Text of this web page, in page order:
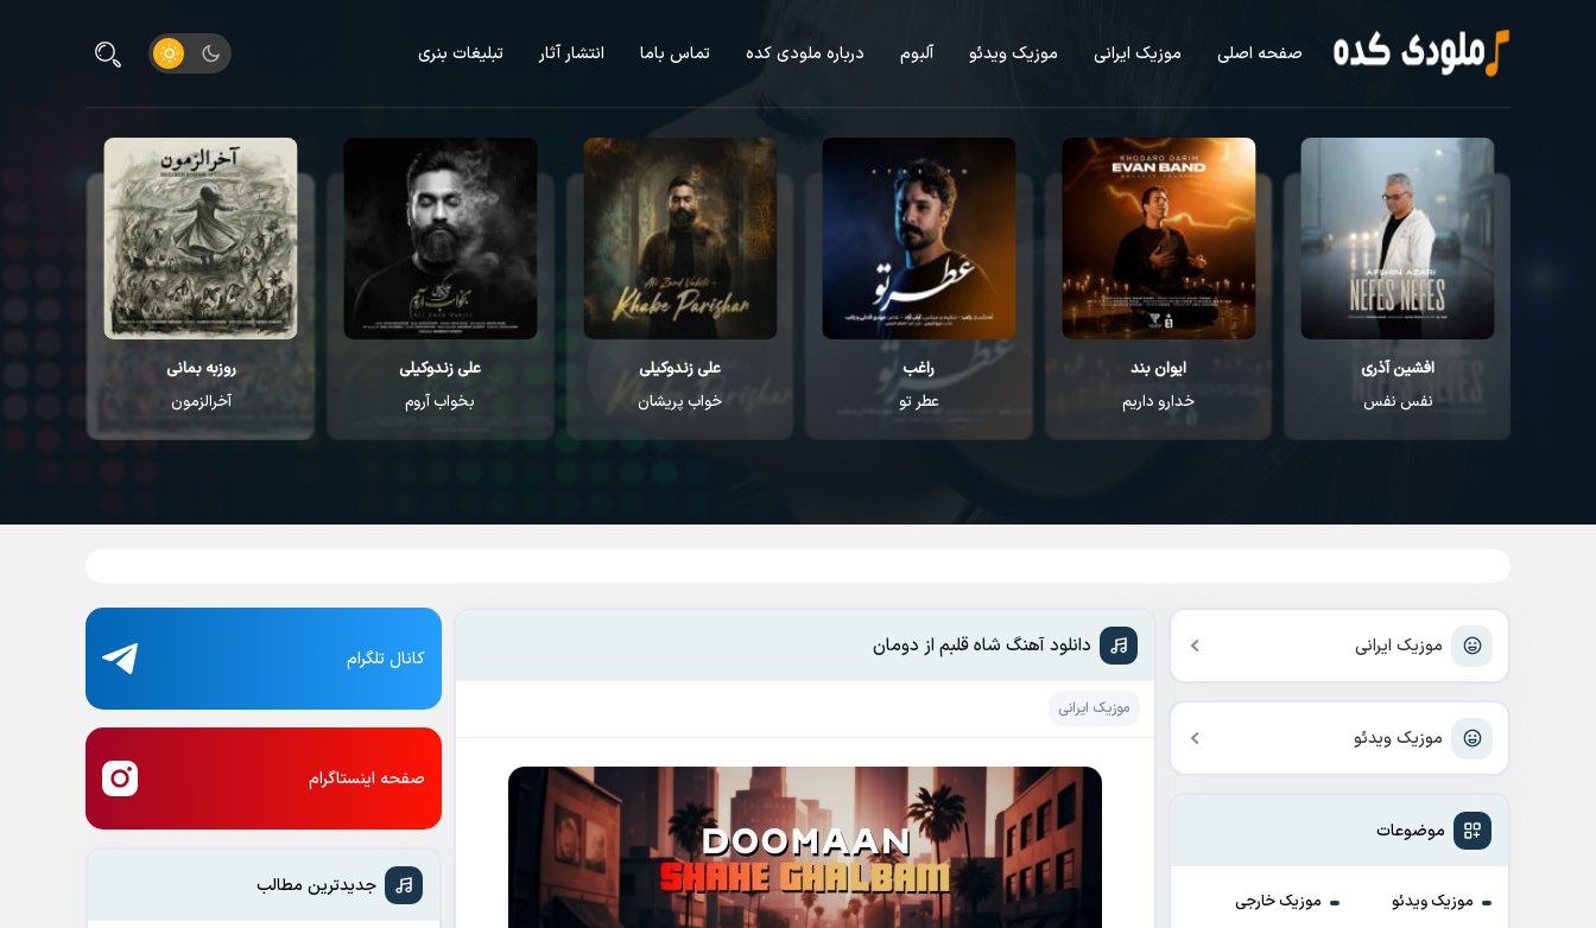
صفحه اصلی موزیک ایرانی موزیک ویدئو آلبوم درباره ملودی کده تماس باما انتشار آثار تبلیغات بنری
افشین آذری
نفس نفس
ایوان بند
خدارو داریم
راغب
عطر تو
علی زندوکیلی
خواب پریشان
علی زندوکیلی
بخواب آروم
روزبه بمانی
آخرالزمون
موزیک ایرانی
موزیک ویدئو
موضوعات
موزیک ویدئو
موزیک خارجی
دانلود آهنگ شاه قلبم از دومان
موزیک ایرانی
کانال تلگرام
صفحه اینستاگرام
جدیدترین مطالب